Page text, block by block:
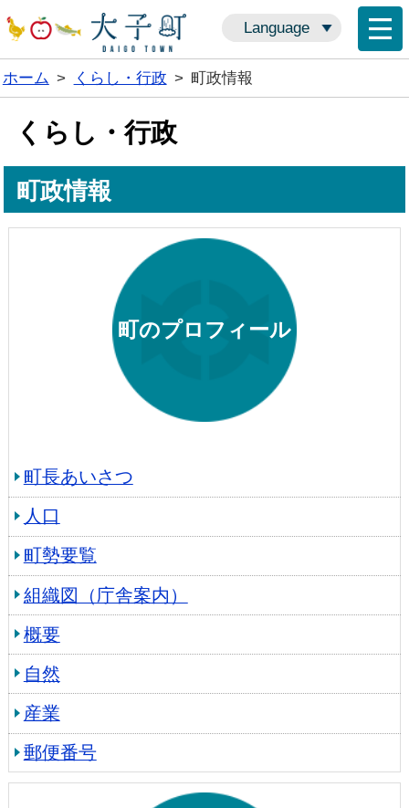
Language
ホーム > くらし・行政 > 町政情報
くらし・行政
町政情報
町のプロフィール
町長あいさつ
人口
町勢要覧
組織図（庁舎案内）
概要
自然
産業
郵便番号